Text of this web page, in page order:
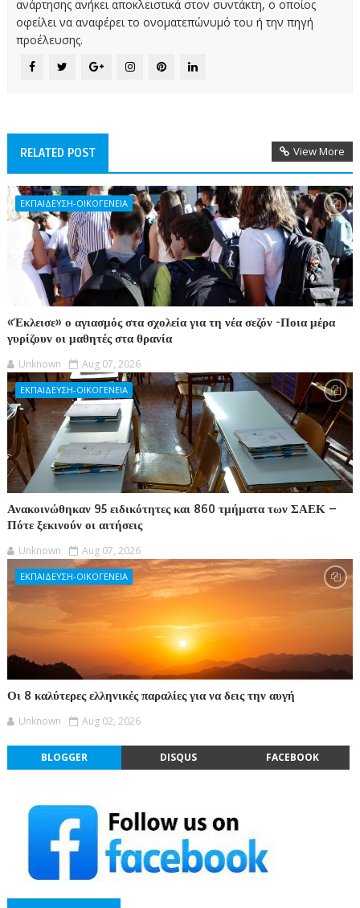
ανάρτησης ανήκει αποκλειστικά στον συντάκτη, ο οποίος
οφείλει να αναφέρει το ονοματεπώνυμό του ή την πηγή
προέλευσης.
RELATED POST View More
ΕΚΠΑΙΔΕΥΣΗ-ΟΙΚΟΓΕΝΕΙΑ
«Έκλεισε» ο αγιασμός στα σχολεία για τη νέα σεζόν -Ποια μέρα
γυρίζουν οι μαθητές στα θρανία
Unknown Aug 07, 2026
ΕΚΠΑΙΔΕΥΣΗ-ΟΙΚΟΓΕΝΕΙΑ
Ανακοινώθηκαν 95 ειδικότητες και 860 τμήματα των ΣΑΕΚ –
Πότε ξεκινούν οι αιτήσεις
Unknown Aug 07, 2026
ΕΚΠΑΙΔΕΥΣΗ-ΟΙΚΟΓΕΝΕΙΑ
Οι 8 καλύτερες ελληνικές παραλίες για να δεις την αυγή
Unknown Aug 02, 2026
BLOGGER DISQUS FACEBOOK